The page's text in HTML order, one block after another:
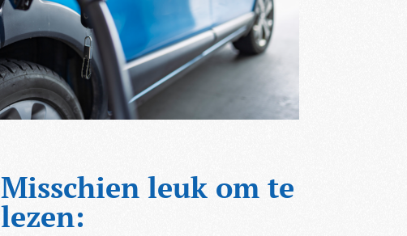
Misschien leuk om te
lezen: